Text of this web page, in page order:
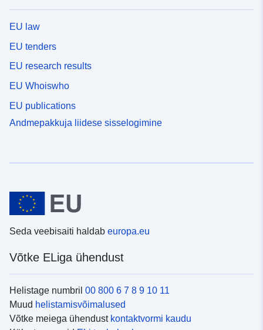
EU law
EU tenders
EU research results
EU Whoiswho
EU publications
Andmepakkuja liidese sisselogimine
Seda veebisaiti haldab europa.eu
Võtke ELiga ühendust
Helistage numbril 00 800 6 7 8 9 10 11
Muud helistamisvõimalused
Võtke meiega ühendust kontaktvormi kaudu